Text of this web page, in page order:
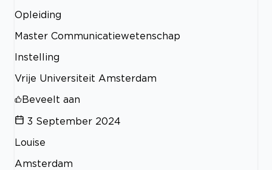
Opleiding
Master Communicatiewetenschap
Instelling
Vrije Universiteit Amsterdam
Beveelt aan
3 September 2024
Louise
Amsterdam